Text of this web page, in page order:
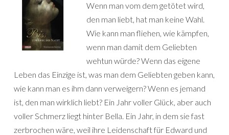
Wenn man vom dem getötet wird,
den man liebt, hat man keine Wahl.
Wie kann man fliehen, wie kämpfen,
wenn man damit dem Geliebten
wehtun würde? Wenn das eigene
Leben das Einzige ist, was man dem Geliebten geben kann,
wie kann man es ihm dann verweigern? Wenn es jemand
ist, den man wirklich liebt? Ein Jahr voller Glück, aber auch
voller Schmerz liegt hinter Bella. Ein Jahr, in dem sie fast
zerbrochen wäre, weil ihre Leidenschaft für Edward und